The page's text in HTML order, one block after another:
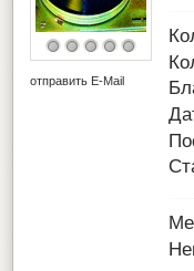
отправить E-Mail